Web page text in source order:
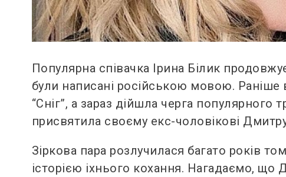
Популярна співачка Ірина Білик продовжує
були написані російською мовою.
“Сніг”, а зараз дійшла черга
присвятила своєму екс-чоловікові
Зіркова пара розлучилася багато років
історією іхнього кохання. Нагадаємо,